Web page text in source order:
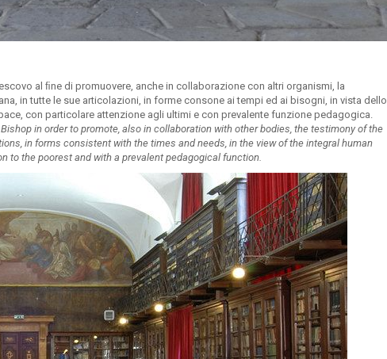
al ﬁne di promuovere, anche in collaborazione con altri organismi, la
in tutte le sue articolazioni, in forme consone ai tempi ed ai bisogni, in vista dello
con particolare attenzione agli ultimi e con prevalente funzione pedagogica.
in order to promote, also in collaboration with other bodies, the testimony of the
in forms consistent with the times and needs, in the view of the integral human
to the poorest and with a prevalent pedagogical function.